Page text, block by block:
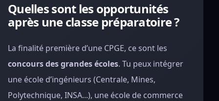
Quelles sont les opportunités
après une classe préparatoire ?
La finalité première d’une CPGE, ce sont les
concours des grandes écoles. Tu peux intégrer
une école d’ingénieurs (Centrale, Mines,
Polytechnique, INSA...), une école de commerce